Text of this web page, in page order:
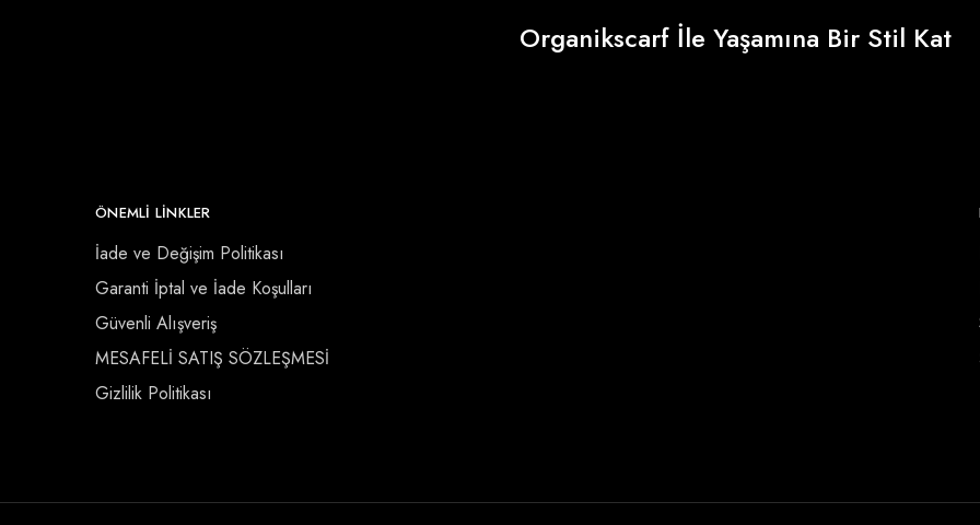
Organikscarf İle Yaşamına Bir Stil Kat
ÖNEMLI LINKLER
İade ve Değişim Politikası
Garanti İptal ve İade Koşulları
Güvenli Alışveriş
MESAFELİ SATIŞ SÖZLEŞMESİ
Gizlilik Politikası